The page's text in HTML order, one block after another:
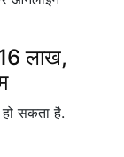
लाख,
सकता है.